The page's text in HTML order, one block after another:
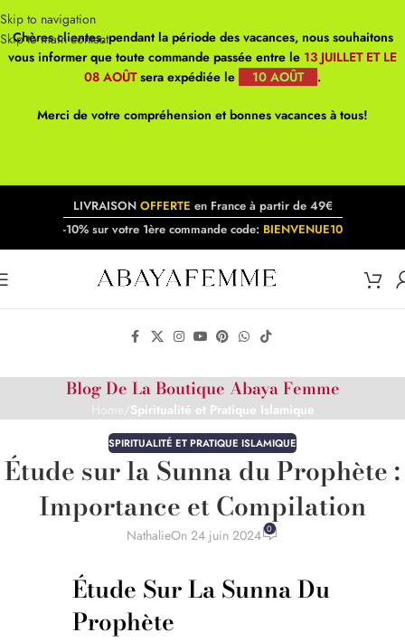
Skip to navigation
Skip to main content
Chères clientes, pendant la période des vacances, nous souhaitons
vous informer que toute commande passée entre le 13 JUILLET ET LE
08 AOÛTsera expédiée le 10 AOÛT .
Merci de votre compréhension et bonnes vacances à tous!
LIVRAISON OFFERTE en France à partir de 49€
-10% sur votre 1ère commande code: BIENVENUE10
Blog De La Boutique Abaya Femme
Spiritualité et Pratique Islamique
SPIRITUALITÉ ET PRATIQUE ISLAMIQUE
Étude sur la Sunna du Prophète :
Importance et Compilation
NathalieOn 24 juin 2024 0
Étude Sur La Sunna Du
Prophète